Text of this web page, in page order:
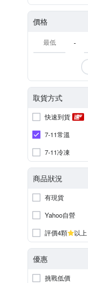
價格
-
取貨方式
快速到貨
7-11常溫
7-11冷凍
商品狀況
有現貨
Yahoo自營
評價4顆
以上
優惠
挑戰低價